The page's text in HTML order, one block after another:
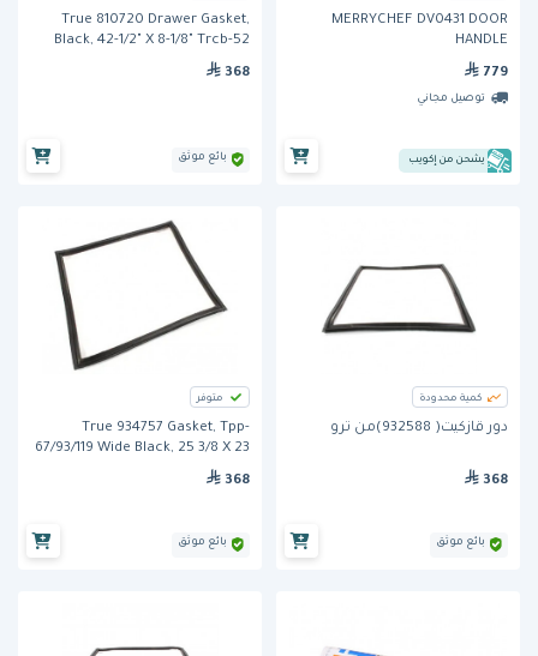
MERRYCHEF DV0431 DOOR
HANDLE
779
توصيل مجاني
يشحن من إكويب
True 810720 Drawer Gasket,
Black, 42-1/2" X 8-1/8" Trcb-52
368
بائع موثق
كمية محدودة
دور قازكيت( 932588)من ترو
368
بائع موثق
متوفر
True 934757 Gasket, Tpp-
67/93/119 Wide Black, 25 3/8 X 23
368
بائع موثق